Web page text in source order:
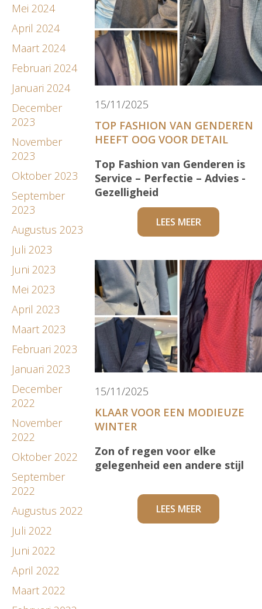
Mei 2024
April 2024
Maart 2024
Februari 2024
Januari 2024
December
2023
November
2023
Oktober 2023
September
2023
Augustus 2023
Juli 2023
Juni 2023
Mei 2023
April 2023
Maart 2023
Februari 2023
Januari 2023
December
2022
November
2022
Oktober 2022
September
2022
Augustus 2022
Juli 2022
Juni 2022
April 2022
Maart 2022
15/11/2025
TOP FASHION VAN GENDEREN
HEEFT OOG VOOR DETAIL
Top Fashion van Genderen is
Service – Perfectie – Advies -
Gezelligheid
LEES MEER
15/11/2025
KLAAR VOOR EEN MODIEUZE
WINTER
Zon of regen voor elke
gelegenheid een andere stijl
LEES MEER